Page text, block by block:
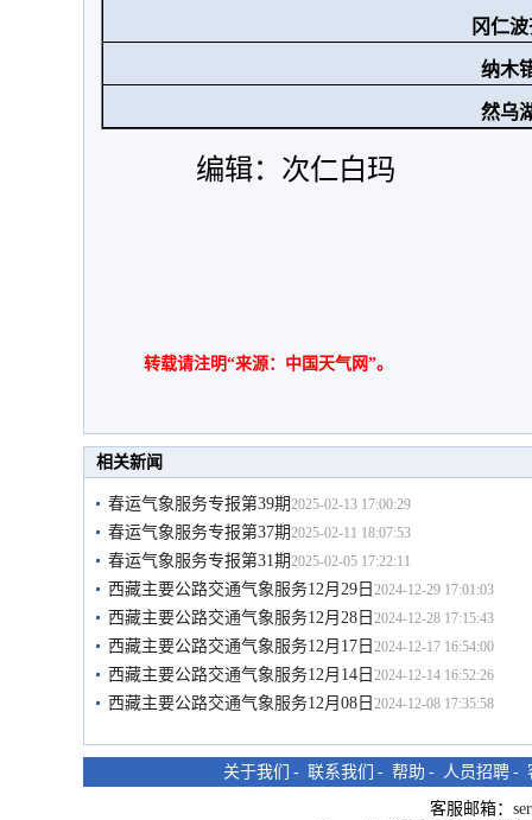
冈仁
纳木
然乌
编辑：次仁白玛
转载请注明“来源：中国天气网”。
相关新闻
春运气象服务专报第39期2025-02-13 17:00:29
春运气象服务专报第37期2025-02-11 18:07:53
春运气象服务专报第31期2025-02-05 17:22:11
西藏主要公路交通气象服务12月29日 2024-12-29 17:01:03
西藏主要公路交通气象服务12月28日 2024-12-28 17:15:43
西藏主要公路交通气象服务12月17日 2024-12-17 16:54:00
西藏主要公路交通气象服务12月14日 2024-12-14 16:52:26
西藏主要公路交通气象服务12月08日 2024-12-08 17:35:58
关于我们 - 联系我们 - 帮助 - 人员招聘 -
客服邮箱：